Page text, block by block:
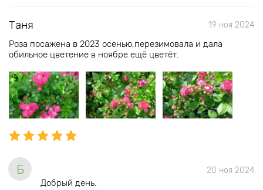
Таня 19 ноя 2024
Роза посажена в 2023 осенью,перезимовала и дала
обильное цветение в ноябре ещё цветёт.
Б 20 ноя 2024
Добрый день.